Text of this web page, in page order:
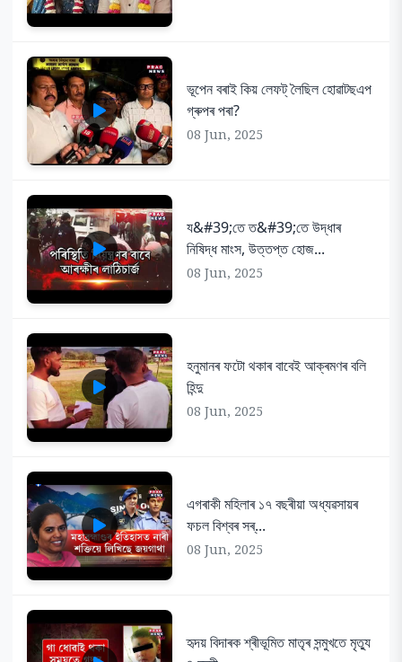
ভূপেন বৰাই কিয় লেফট্ লৈছিল হোৱাটছএপ
গ্ৰুপৰ পৰা?
08 Jun, 2025
য&#39;তে ত&#39;তে উদ্ধাৰ
নিষিদ্ধ মাংস, উত্তপ্ত হোজ...
08 Jun, 2025
হনুমানৰ ফটো থকাৰ বাবেই আক্ৰমণৰ বলি
হিন্দু
08 Jun, 2025
এগৰাকী মহিলাৰ ১৭ বছৰীয়া অধ্যৱসায়ৰ
ফচল বিশ্বৰ সৰ্...
08 Jun, 2025
হৃদয় বিদাৰক শ্ৰীভূমিত মাতৃৰ সন্মুখতে মৃত্যু